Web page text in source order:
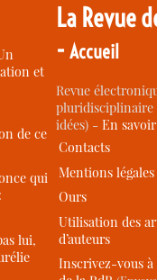
et
de ce
qui
lui,
La Revue
-Accueil
Revue
idées) -En
Contacts
Mentions légales
Ours
Utilisation des
d’auteurs
Inscrivez-vous